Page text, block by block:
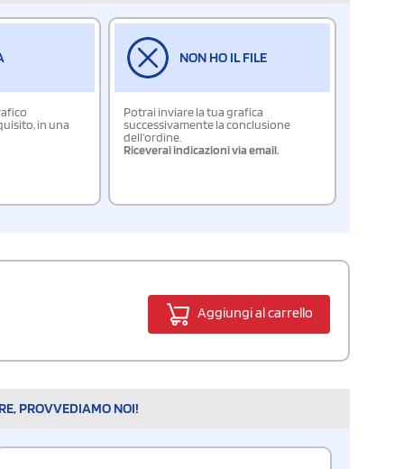
in una
NON HO IL FILE
Potrai inviare la tua grafica
successivamente la conclusione
dell'ordine.
Riceverai indicazioni via email.
Aggiungi al carrello
PROVVEDIAMO NOI!